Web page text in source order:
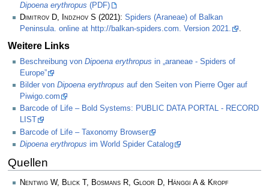
Dipoena erythropus (PDF)
Dimitrov D, Indzhov S (2021): Spiders (Araneae) of Balkan
Peninsula. online at http://balkan-spiders.com. Version 2021.
Weitere Links
Beschreibung von Dipoena erythropus in „araneae - Spiders of
Europe”
Bilder von Dipoena erythropus auf den Seiten von Pierre Oger auf
Piwigo.com
Barcode of Life – Bold Systems: PUBLIC DATA PORTAL - RECORD
LIST
Barcode of Life – Taxonomy Browser
Dipoena erythropus im World Spider Catalog
Quellen
Nentwig W, Blick T, Bosmans R, Gloor D, Hänggi A & Kropf